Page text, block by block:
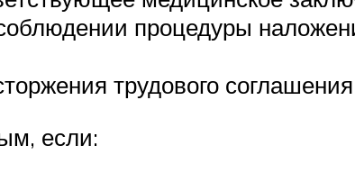
процедуры
трудового
если: